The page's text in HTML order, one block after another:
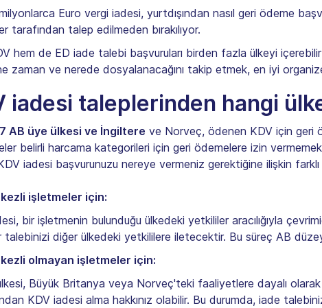
Euro vergi iadesi, yurtdışından nasıl geri ödeme
tarafından talep edilmeden bırakılıyor.
hem de ED iade talebi başvuruları birden fazla ülkeyi
zaman ve nerede dosyalanacağını takip etmek, en iyi
iadesi taleplerinden hangi
AB üye ülkesi ve İngiltere ve Norveç, ödenen KDV için geri
belirli harcama kategorileri için geri ödemelere izin
iadesi başvurunuzu nereye vermeniz gerektiğine ilişkin farklı
işletmeler için:
bir işletmenin bulunduğu ülkedeki yetkililer aracılığıyla
talebinizi diğer ülkedeki yetkililere iletecektir. Bu süreç AB
olmayan işletmeler için:
Büyük Britanya veya Norveç'teki faaliyetlere dayalı
KDV iadesi alma hakkınız olabilir. Bu durumda, iade